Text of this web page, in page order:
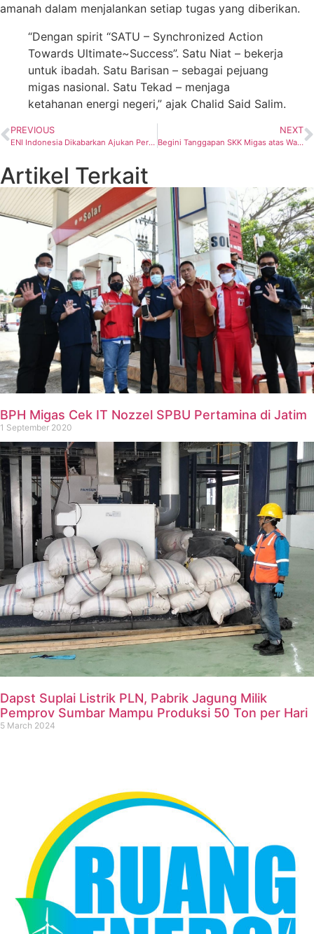
amanah dalam menjalankan setiap tugas yang diberikan.
“Dengan spirit “SATU – Synchronized Action
Towards Ultimate~Success”. Satu Niat – bekerja
untuk ibadah. Satu Barisan – sebagai pejuang
migas nasional. Satu Tekad – menjaga
ketahanan energi negeri,” ajak Chalid Said Salim.
PREVIOUS
ENI Indonesia Dikabarkan Ajukan Percepatan Pengadaan untuk FEED, EPC
NEXT
Begini Tanggapan SKK Migas atas Warga di Bekasi Dapat Bayaran Mahal Sawah yang Ada Migasnya
Artikel Terkait
BPH Migas Cek IT Nozzel SPBU Pertamina di Jatim
1 September 2020
Dapst Suplai Listrik PLN, Pabrik Jagung Milik
Pemprov Sumbar Mampu Produksi 50 Ton per Hari
5 March 2024